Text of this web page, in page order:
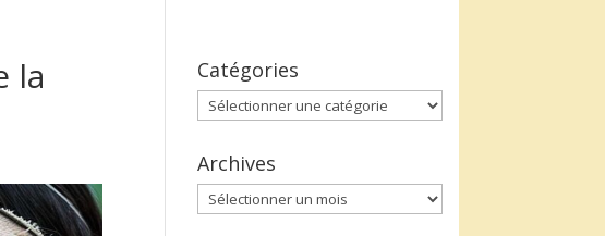
la Catégories
Catégories
Archives
Archives